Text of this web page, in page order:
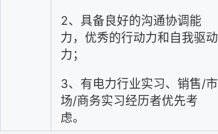
2、具备良好的沟通协调能
力，优秀的行动力和自我驱动
力；
3、有电力行业实习、销售/市
场/商务实习经历者优先考
虑。